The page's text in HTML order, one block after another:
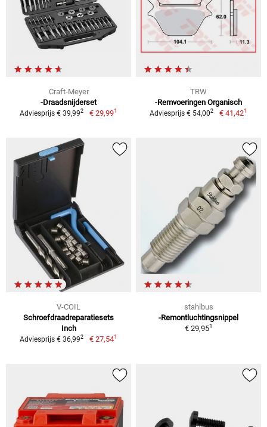
Craft-Meyer
-Draadsnijderset
Adviesprijs € 39,992 € 29,991
TRW
-Remvoeringen Organisch
Adviesprijs € 54,002 € 41,421
V-COIL
Schroefdraadreparatiesets
Inch
Adviesprijs € 36,992 € 27,541
stahlbus
-Remontluchtingsnippel
€ 29,951